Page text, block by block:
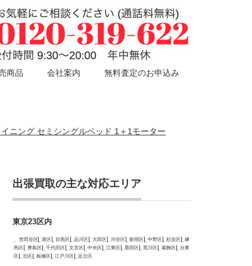
商品 会社案内 無料査定のお申込み
ニング セミシングルベッド 1＋1モーター
出張買取の主な対応エリア
東京23区内
世田谷区 港区 目黒区 品川区 大田区 渋谷区 新宿区 中野区 杉並区
練
馬区
豊島区 千代田区 文京区 中央区 江東区 墨田区 荒川区 葛飾区
台東
区
北区 板橋区 江戸川区 足立区